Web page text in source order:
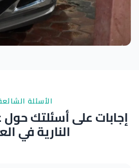
الأسئلة
إجابات على أسئلتك
النارية في